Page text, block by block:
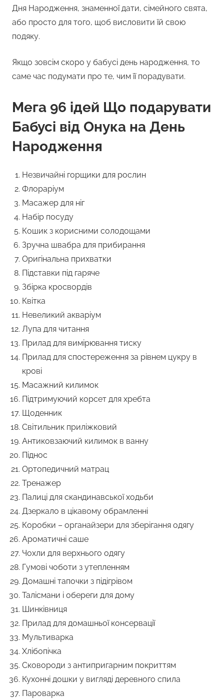
Дня Народження, знаменної дати, сімейного свята,
або просто для того, щоб висловити їй свою
подяку.
Якщо зовсім скоро у бабусі день народження, то
саме час подумати про те, чим її порадувати.
Мега 96 ідей Що подарувати
Бабусі від Онука на День
Народження
Незвичайні горщики для рослин
Флораріум
Масажер для ніг
Набір посуду
Кошик з корисними солодощами
Зручна швабра для прибирання
Оригінальна прихватки
Підставки під гаряче
Збірка кросвордів
Квітка
Невеликий акваріум
Лупа для читання
Прилад для вимірювання тиску
Прилад для спостереження за рівнем цукру в
крові
Масажний килимок
Підтримуючий корсет для хребта
Щоденник
Світильник приліжковий
Антиковзаючий килимок в ванну
Піднос
Ортопедичний матрац
Тренажер
Палиці для скандинавської ходьби
Дзеркало в цікавому обрамленні
Коробки – органайзери для зберігання одягу
Ароматичні саше
Чохли для верхнього одягу
Гумові чоботи з утепленням
Домашні тапочки з підігрівом
Талісмани і обереги для дому
Шинківниця
Прилад для домашньої консервації
Мультиварка
Хлібопічка
Сковороди з антипригарним покриттям
Кухонні дошки у вигляді деревного спила
Пароварка